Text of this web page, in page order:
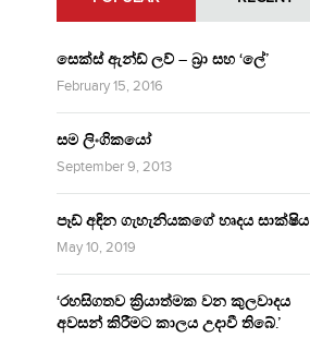
සෙක්ස් ඇන්ඩ් ලව් – බ්‍රා සහ ‘ලේ’
February 15, 2016
සම ලිංගිකයෝ
September 9, 2013
පෑඩ් අඳින ගැහැනියකගේ හෘදය සාක්ෂිය
May 10, 2019
‘රහසිගතව ක්‍රියාත්මක වන කුලවාදය
අවසන් කිරීමට කාලය උදාවී තිබේ.’